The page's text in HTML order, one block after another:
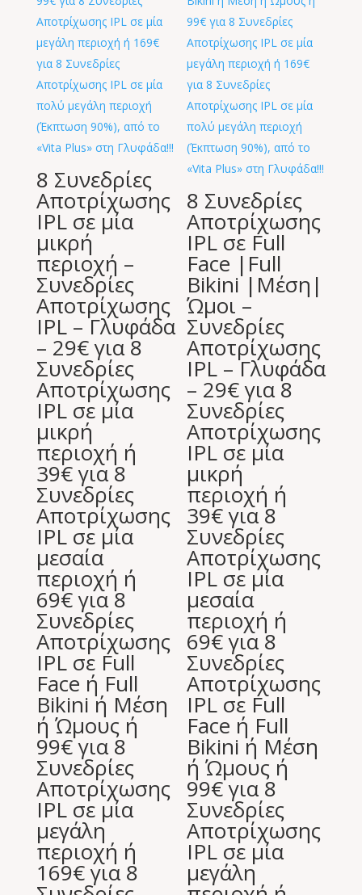
8 Συνεδρίες
Αποτρίχωσης
IPL σε μία
μικρή
περιοχή –
Συνεδρίες
Αποτρίχωσης
IPL – Γλυφάδα
– 29€ για 8
Συνεδρίες
Αποτρίχωσης
IPL σε μία
μικρή
περιοχή ή
39€ για 8
Συνεδρίες
Αποτρίχωσης
IPL σε μία
μεσαία
περιοχή ή
69€ για 8
Συνεδρίες
Αποτρίχωσης
IPL σε Full
Face ή Full
Bikini ή Μέση
ή Ώμους ή
99€ για 8
Συνεδρίες
Αποτρίχωσης
IPL σε μία
μεγάλη
περιοχή ή
169€ για 8
8 Συνεδρίες
Αποτρίχωσης
IPL σε Full
Face |Full
Bikini |Μέση|
Ώμοι –
Συνεδρίες
Αποτρίχωσης
IPL – Γλυφάδα
– 29€ για 8
Συνεδρίες
Αποτρίχωσης
IPL σε μία
μικρή
περιοχή ή
39€ για 8
Συνεδρίες
Αποτρίχωσης
IPL σε μία
μεσαία
περιοχή ή
69€ για 8
Συνεδρίες
Αποτρίχωσης
IPL σε Full
Face ή Full
Bikini ή Μέση
ή Ώμους ή
99€ για 8
Συνεδρίες
Αποτρίχωσης
IPL σε μία
μεγάλη